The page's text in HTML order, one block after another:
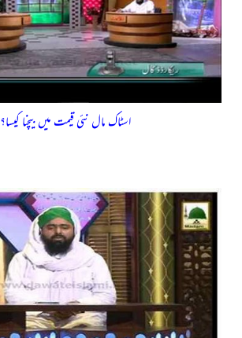
اسٹاک مال نئی قیمت میں بیچنا کیسا؟